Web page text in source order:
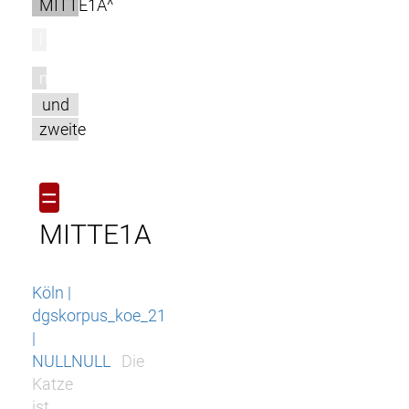
MITTE1A^
m
und
zweite
=
MITTE1A
Köln |
dgskorpus_koe_21
|
NULLNULL
Die
Katze